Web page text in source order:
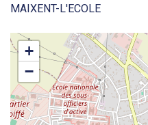
MAIXENT-L'ECOLE
+
−